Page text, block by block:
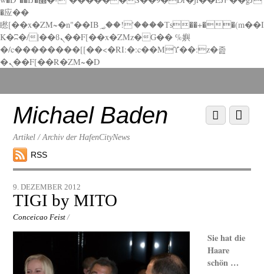
�应��
矁[��x�ZM~�n"��IB؃��!'����Тѕ��+��(m��I
K�ʭ�/|��ϐܢ��F[��x�ZMz�G�� %嬩
�/c��������[[��<�RI:�:c��MΎ��:z�졾
�ܢ��F[��R�ZM~�D
down
contentMichael Baden
Artikel / Archiv der HafenCityNews
RSS
Menu
Scroll
down
9. DEZEMBER 2012
TIGI by MITO
Conceicao Feist /
Sie hat die
Haare
schön …